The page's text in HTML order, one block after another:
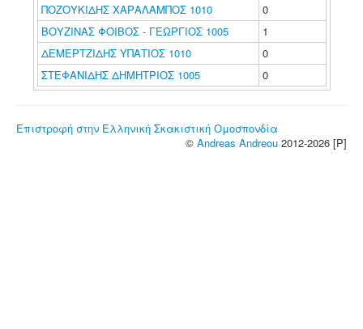
ΠΟΖΟΥΚΙΔΗΣ ΧΑΡΑΛΑΜΠΟΣ 1010
0
ΒΟΥΖΙΝΑΣ ΦΟΙΒΟΣ - ΓΕΩΡΓΙΟΣ 1005
1
ΔΕΜΕΡΤΖΙΔΗΣ ΥΠΑΤΙΟΣ 1010
0
ΣΤΕΦΑΝΙΔΗΣ ΔΗΜΗΤΡΙΟΣ 1005
0
Επιστροφή στην Ελληνική Σκακιστική Ομοσπονδία
© Andreas Andreou 2012-2026 [P]